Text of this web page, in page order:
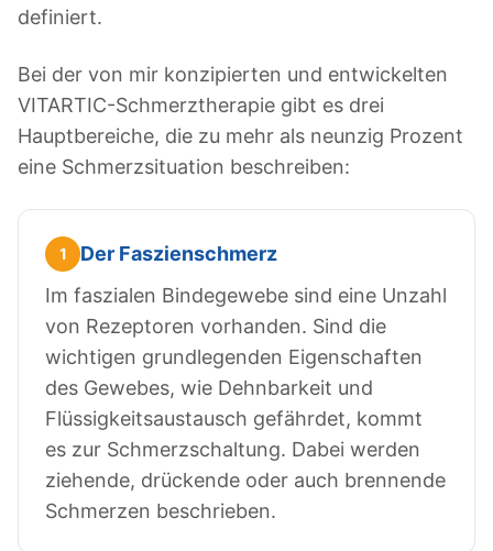
definiert.
Bei der von mir konzipierten und entwickelten
VITARTIC-Schmerztherapie gibt es drei
Hauptbereiche, die zu mehr als neunzig Prozent
eine Schmerzsituation beschreiben:
1
Der Faszienschmerz
Im faszialen Bindegewebe sind eine Unzahl
von Rezeptoren vorhanden. Sind die
wichtigen grundlegenden Eigenschaften
des Gewebes, wie Dehnbarkeit und
Flüssigkeitsaustausch gefährdet, kommt
es zur Schmerzschaltung. Dabei werden
ziehende, drückende oder auch brennende
Schmerzen beschrieben.